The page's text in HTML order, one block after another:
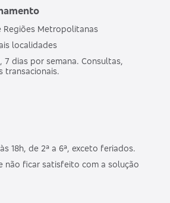
Regiões Metropolitanas
localidades
dias por semana. Consultas,
transacionais.
18h, de 2ª a 6ª, exceto feriados.
não ficar satisfeito com a solução